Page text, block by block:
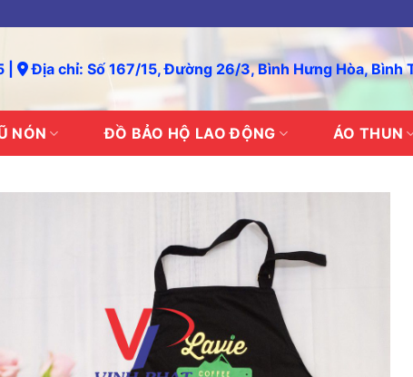
| Địa chỉ: Số 167/15, Đường 26/3, Bình Hưng Hòa, Bình
NÓN ĐỒ BẢO HỘ LAO ĐỘNG ÁO THUN